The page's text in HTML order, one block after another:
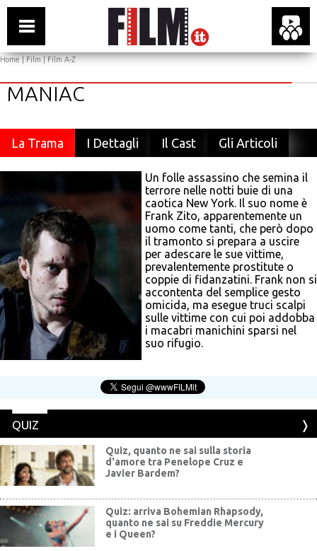
Home|Film|Film A-Z
MANIAC
La Trama I Dettagli Il Cast Gli Articoli
Un folle assassino che semina il
terrore nelle notti buie di una
caotica New York. Il suo nome è
Frank Zito, apparentemente un
uomo come tanti, che però dopo
il tramonto si prepara a uscire
per adescare le sue vittime,
prevalentemente prostitute o
coppie di fidanzatini. Frank non si
accontenta del semplice gesto
omicida, ma esegue truci scalpi
sulle vittime con cui poi addobba
i macabri manichini sparsi nel
suo rifugio.
QUIZ
Quiz, quanto ne sai sulla storia
d'amore tra Penelope Cruz e
Javier Bardem?
Quiz: arriva Bohemian Rhapsody,
quanto ne sai su Freddie Mercury
e i Queen?